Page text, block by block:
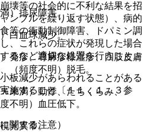
壊等の社会的に不利な結果を招
ンブルを繰り返す状態）、病的
等の衝動制御障害、ドパミン調
、これらの症状が発現した場合
るなど適切な処置を行うこと。
板減少があらわれることがある
施すること〔１１．１．３参
関する注意）
）排尿障害。
白血球減少。
発疹、蕁麻疹様湿疹、四肢皮膚
（頻度不明）脱毛。
未満）動悸、たちくらみ、
不明）血圧低下。
覚異常。